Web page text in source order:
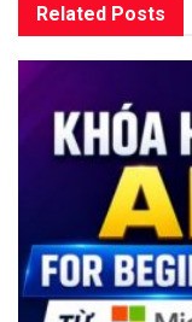
Related Posts